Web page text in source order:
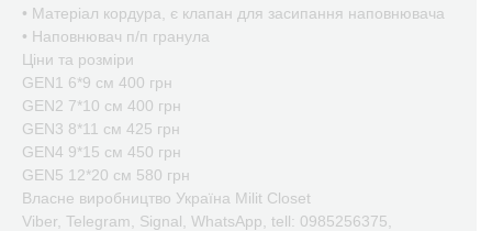
• Матеріал кордура, є клапан для засипання наповнювача
• Наповнювач п/п гранула
Ціни та розміри
GEN1 6*9 см 400 грн
GEN2 7*10 см 400 грн
GEN3 8*11 см 425 грн
GEN4 9*15 см 450 грн
GEN5 12*20 см 580 грн
Власне виробництво Україна Milit Closet
Viber, Telegram, Signal, WhatsApp, tell: 0985256375,